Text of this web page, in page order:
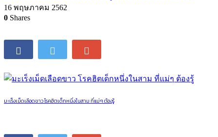
16 พฤษภาคม 2562
0 Shares
มะเร็งเม็ดเลือดขาว โรคฮิตเด็กหนึ่งในสาม ที่แม่ๆ ต้องรู้